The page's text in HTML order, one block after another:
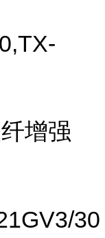
增强
30